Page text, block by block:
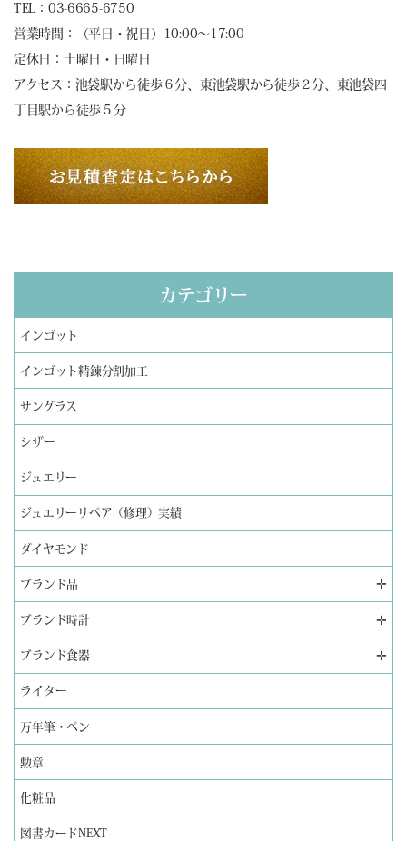
TEL：03-6665-6750
営業時間：（平日・祝日）10:00～17:00
定休日：土曜日・日曜日
アクセス：池袋駅から徒歩６分、東池袋駅から徒歩２分、東池袋四
丁目駅から徒歩５分
カテゴリー
インゴット
インゴット精錬分割加工
サングラス
シザー
ジュエリー
ジュエリーリペア（修理）実績
ダイヤモンド
ブランド品 ✛
ブランド時計 ✛
ブランド食器 ✛
ライター
万年筆・ペン
勲章
化粧品
図書カードNEXT